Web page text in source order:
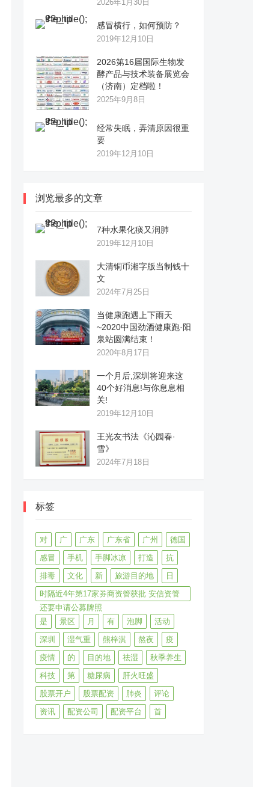
2026年1月30日
感冒横行，如何预防？
2019年12月10日
2026第16届国际生物发
酵产品与技术装备展览会
（济南）定档啦！
2025年9月8日
经常失眠，弄清原因很重
要
2019年12月10日
浏览最多的文章
7种水果化痰又润肺
2019年12月10日
大清铜币湘字版当制钱十
文
2024年7月25日
当健康跑遇上下雨天
~2020中国劲酒健康跑·阳
泉站圆满结束！
2020年8月17日
一个月后,深圳将迎来这
40个好消息!与你息息相
关!
2019年12月10日
王光友书法《沁园春·
雪》
2024年7月18日
标签
对 广 广东 广东省 广州
德国
感冒
手机 手脚冰凉 打造
抗
排毒
文化 新 旅游目的地
日
时隔近4年第17家券商资管获批 安信资管
还要申请公募牌照
是
景区 月 有 泡脚
活动
深圳
湿气重 熊梓淇 熬夜
疫
疫情
的 目的地 祛湿
秋季养生
科技
第 糖尿病
肝火旺盛
股票开户
股票配资 肺炎
评论
资讯
配资公司 配资平台 首